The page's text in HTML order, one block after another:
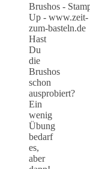
Hast
Du
die
Brushos
schon
ausprobiert?
Ein
wenig
Übung
bedarf
es,
aber